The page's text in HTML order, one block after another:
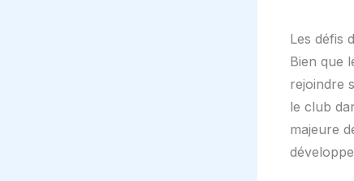
Les défis
Bien que
rejoindre
le club
majeure